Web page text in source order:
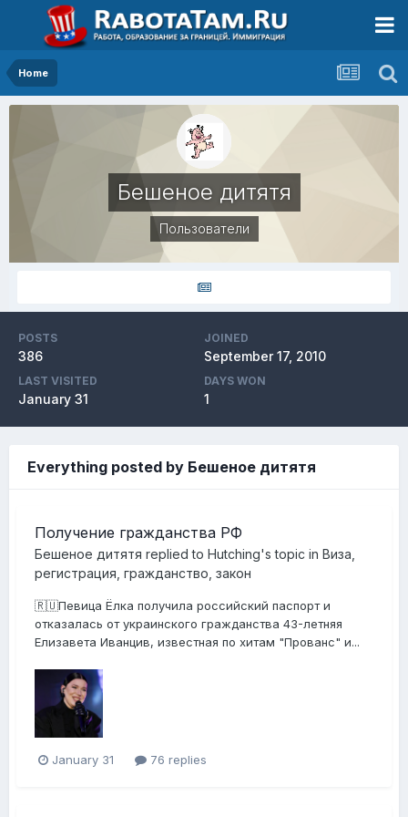
Home
Бешеное дитятя
Пользователи
POSTS
386
JOINED
September 17, 2010
LAST VISITED
January 31
DAYS WON
1
Everything posted by Бешеное дитятя
Получение гражданства РФ
Бешеное дитятя replied to Hutching's topic in Виза,
регистрация, гражданство, закон
🇷🇺Певица Ёлка получила российский паспорт и
отказалась от украинского гражданства 43-летняя
Елизавета Иванцив, известная по хитам "Прованс" и...
January 31 76 replies